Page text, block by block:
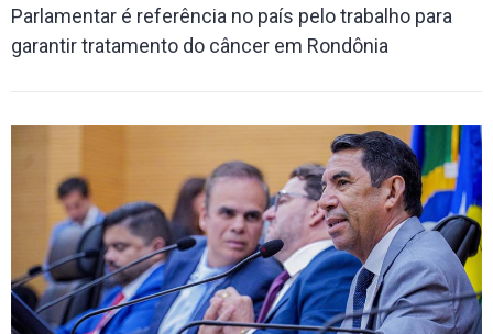
Parlamentar é referência no país pelo trabalho para
garantir tratamento do câncer em Rondônia